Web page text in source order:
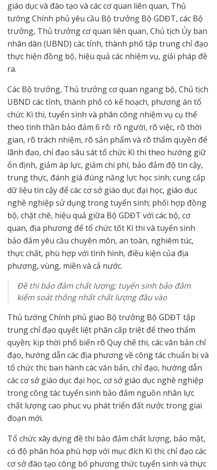
giáo dục và đào tạo và các cơ quan liên quan, Thủ
tướng Chính phủ yêu cầu Bộ trưởng Bộ GDĐT, các Bộ
trưởng, Thủ trưởng cơ quan liên quan, Chủ tịch Ủy ban
nhân dân (UBND) các tỉnh, thành phố tập trung chỉ đạo
thực hiện đồng bộ, hiệu quả các nhiệm vụ, giải pháp đề
ra.
Các Bộ trưởng, Thủ trưởng cơ quan ngang bộ, Chủ tịch
UBND các tỉnh, thành phố có kế hoạch, phương án tổ
chức Kì thi, tuyển sinh và phân công nhiệm vụ cụ thể
theo tinh thần bảo đảm 6 rõ: rõ người, rõ việc, rõ thời
gian, rõ trách nhiệm, rõ sản phẩm và rõ thẩm quyền để
lãnh đạo, chỉ đạo sâu sát tổ chức Kì thi theo hướng giữ
ổn định, giảm áp lực, giảm chi phí, bảo đảm độ tin cậy,
trung thực, đánh giá đúng năng lực học sinh; cung cấp
dữ liệu tin cậy để các cơ sở giáo dục đại học, giáo dục
nghề nghiệp sử dụng trong tuyển sinh; phối hợp đồng
bộ, chặt chẽ, hiệu quả giữa Bộ GDĐT với các bộ, cơ
quan, địa phương để tổ chức tốt Kì thi và tuyển sinh
bảo đảm yêu cầu chuyên môn, an toàn, nghiêm túc,
thực chất, phù hợp với tình hình, điều kiện của địa
phương, vùng, miền và cả nước.
Đề thi bảo đảm chất lượng; tuyển sinh bảo đảm
kiểm soát thống nhất chất lượng đầu vào
Thủ tướng Chính phủ giao Bộ trưởng Bộ GDĐT tập
trung chỉ đạo quyết liệt phân cấp triệt để theo thẩm
quyền; kịp thời phổ biến rõ Quy chế thi, các văn bản chỉ
đạo, hướng dẫn các địa phương về công tác chuẩn bị và
tổ chức thi; ban hành các văn bản, chỉ đạo, hướng dẫn
các cơ sở giáo dục đại học, cơ sở giáo dục nghề nghiệp
trong công tác tuyển sinh bảo đảm nguồn nhân lực
chất lượng cao phục vụ phát triển đất nước trong giai
đoạn mới.
Tổ chức xây dựng đề thi bảo đảm chất lượng, bảo mật,
có độ phân hóa phù hợp với mục đích Kì thi; chỉ đạo các
cơ sở đào tạo công bố phương thức tuyển sinh và thực